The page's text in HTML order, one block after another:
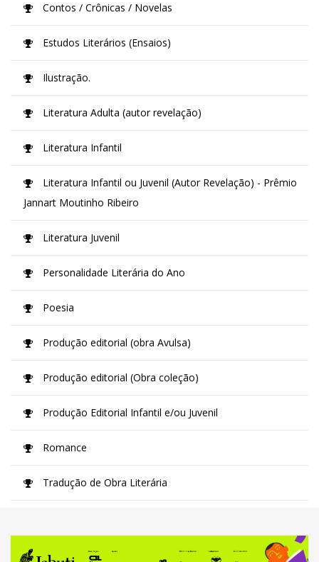
Contos / Crônicas / Novelas
Estudos Literários (Ensaios)
Ilustração.
Literatura Adulta (autor revelação)
Literatura Infantil
Literatura Infantil ou Juvenil (Autor Revelação) - Prêmio
Jannart Moutinho Ribeiro
Literatura Juvenil
Personalidade Literária do Ano
Poesia
Produção editorial (obra Avulsa)
Produção editorial (Obra coleção)
Produção Editorial Infantil e/ou Juvenil
Romance
Tradução de Obra Literária